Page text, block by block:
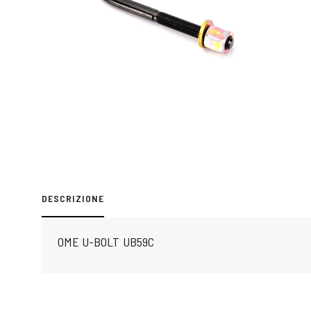
DESCRIZIONE
OME U-BOLT UB59C